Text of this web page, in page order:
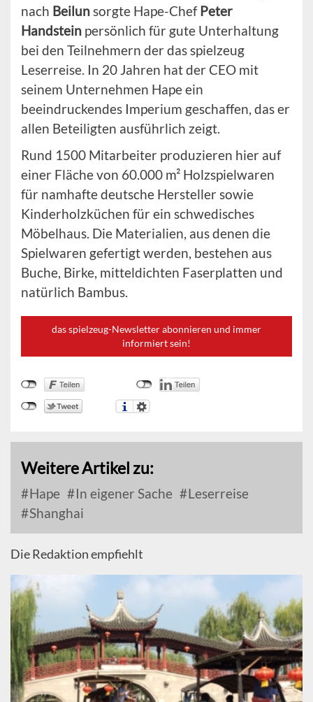
nach Beilun sorgte Hape-ChefPeter
Handstein persönlich für gute Unterhaltung
bei den Teilnehmern der das spielzeug
Leserreise. In 20 Jahren hat der CEO mit
seinem Unternehmen Hape ein
beeindruckendes Imperium geschaffen, das er
allen Beteiligten ausführlich zeigt.
Rund 1500 Mitarbeiter produzieren hier auf
einer Fläche von 60.000 m² Holzspielwaren
für namhafte deutsche Hersteller sowie
Kinderholzküchen für ein schwedisches
Möbelhaus. Die Materialien, aus denen die
Spielwaren gefertigt werden, bestehen aus
Buche, Birke, mitteldichten Faserplatten und
natürlich Bambus.
das spielzeug-Newsletter abonnieren und immer
informiert sein!
Weitere Artikel zu:
Hape In eigener Sache
Leserreise
Shanghai
Die Redaktion empfiehlt